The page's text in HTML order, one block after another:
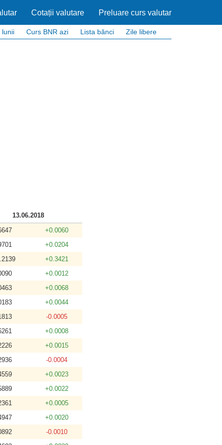
Cotații valutare Preluare curs valutar
lunii Curs BNR azi Lista bănci Zile libere
13.06.2018
+0.0060
+0.0204
+0.3421
+0.0012
+0.0068
+0.0044
-0.0005
+0.0008
+0.0015
-0.0004
+0.0023
+0.0022
+0.0005
+0.0020
-0.0010